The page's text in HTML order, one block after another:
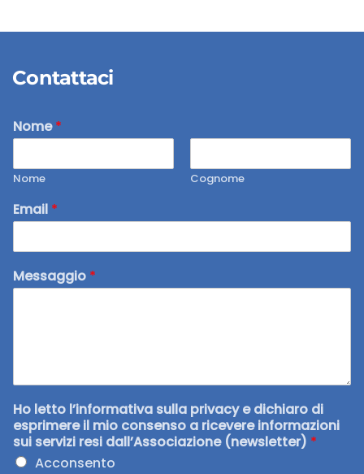
Contattaci
Nome*
Nome Cognome
Email *
Messaggio *
Ho letto l’informativa sulla privacy e dichiaro di
esprimere il mio consenso a ricevere informazioni
sui servizi resi dall’Associazione (newsletter) *
Acconsento